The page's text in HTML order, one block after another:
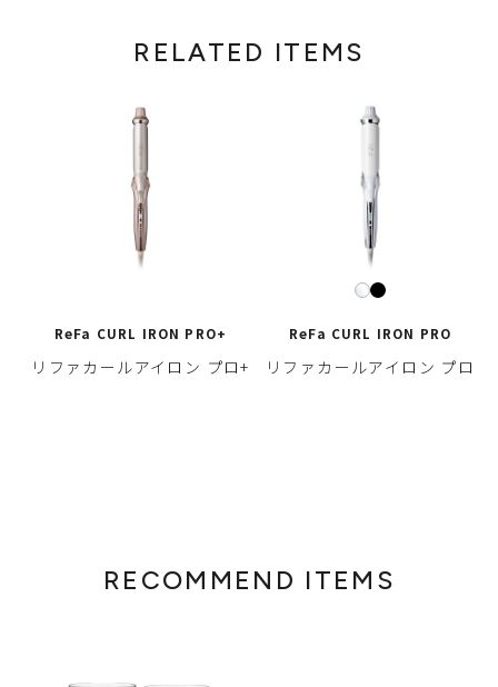
RELATED ITEMS
ReFa CURL IRON PRO+
リファカールアイロン プロ+
ReFa CURL IRON PRO
リファカールアイロン プロ
RECOMMEND ITEMS